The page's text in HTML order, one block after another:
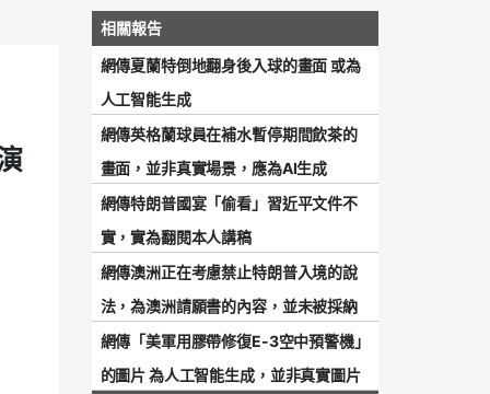
網傳夏蘭特倒地翻身後入球的畫面 或為
人工智能生成
網傳英格蘭球員在補水暫停期間飲茶的
畫面，並非真實場景，應為AI生成
網傳特朗普國宴「偷看」習近平文件不
實，實為翻閱本人講稿
網傳澳洲正在考慮禁止特朗普入境的說
法，為澳洲請願書的內容，並未被採納
網傳「美軍用膠帶修復E-3空中預警機」
的圖片 為人工智能生成，並非真實圖片